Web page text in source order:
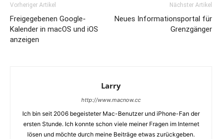
Vorheriger Artikel
Freigegebenen Google-
Kalender in macOS und iOS
anzeigen
Nächster Artikel
Neues Informationsportal für
Grenzgänger
Larry
http://www.macnow.cc
Ich bin seit 2006 begeisteter Mac-Benutzer und iPhone-Fan der
ersten Stunde. Ich konnte schon viele meiner Fragen im Internet
lösen und möchte durch meine Beiträge etwas zurückgeben.